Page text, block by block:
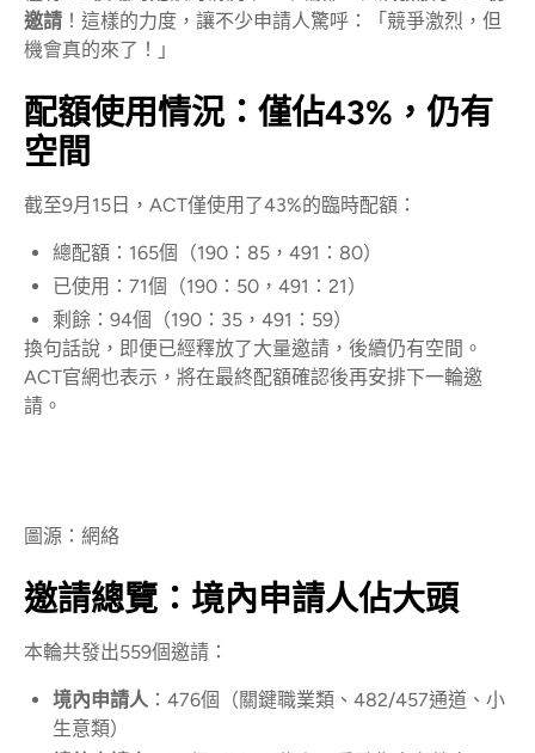
邀請 ！這樣的力度，讓不少申請人驚呼：「競爭激烈，但
機會真的來了！」
配額使用情況：僅佔43%，仍有
空間
截至9月15日，ACT僅使用了43%的臨時配額：
總配額：165個（190：85，491：80）
已使用：71個（190：50，491：21）
剩餘：94個（190：35，491：59）
換句話說，即便已經釋放了大量邀請，後續仍有空間。
ACT官網也表示，將在最終配額確認後再安排下一輪邀
請。
圖源：網絡
邀請總覽：境內申請人佔大頭
本輪共發出559個邀請：
境內申請人 ：476個（關鍵職業類、482/457通道、小
生意類）